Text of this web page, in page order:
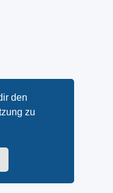
den
zu